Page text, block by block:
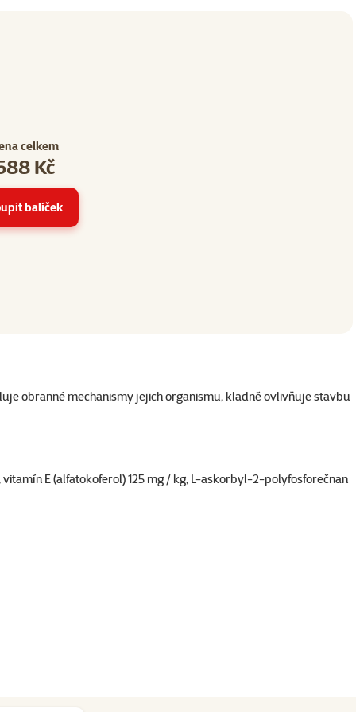
celkem
Kč
balíček
obranné mechanismy jejich organismu, kladně ovlivňuje stavbu
E (alfatokoferol) 125 mg / kg, L-askorbyl-2-polyfosforečnan